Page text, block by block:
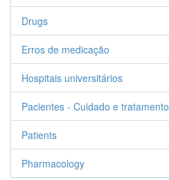
Drugs
Erros de medicação
Hospitais universitários
Pacientes - Cuidado e tratamento
Patients
Pharmacology